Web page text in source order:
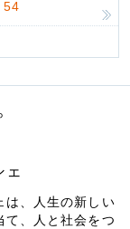
54
ェ
は、人生の新しい
て、人と社会をつ